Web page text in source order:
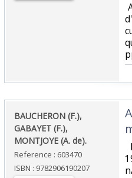
‎BAUCHERON (F.),
GABAYET (F.),
MONTJOYE (A. de).‎
Reference : 603470
ISBN : 9782906190207